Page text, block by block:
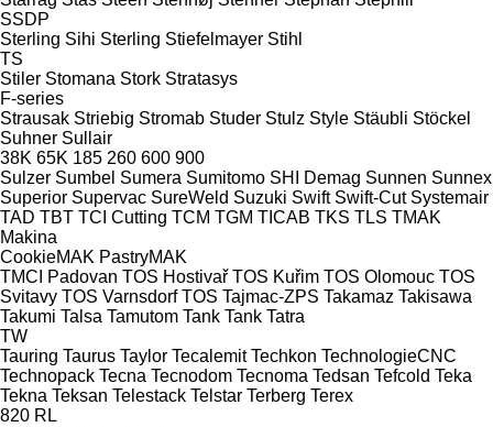
SSDP
Sterling Sihi Sterling Stiefelmayer Stihl
TS
Stiler Stomana Stork Stratasys
F-series
Strausak Striebig Stromab Studer Stulz Style Stäubli Stöckel
Suhner Sullair
38K 65K 185 260 600 900
Sulzer Sumbel Sumera Sumitomo SHI Demag Sunnen Sunnex
Superior Supervac SureWeld Suzuki Swift Swift-Cut Systemair
TAD TBT TCI Cutting TCM TGM TICAB TKS TLS TMAK
Makina
CookieMAK PastryMAK
TMCI Padovan TOS Hostivař TOS Kuřim TOS Olomouc TOS
Svitavy TOS Varnsdorf TOS Tajmac-ZPS Takamaz Takisawa
Takumi Talsa Tamutom Tank Tank Tatra
TW
Tauring Taurus Taylor Tecalemit Techkon TechnologieCNC
Technopack Tecna Tecnodom Tecnoma Tedsan Tefcold Teka
Tekna Teksan Telestack Telstar Terberg Terex
820 RL